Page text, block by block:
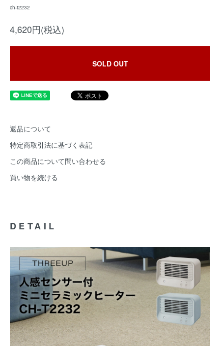
ch-t2232
4,620円(税込)
SOLD OUT
返品について
特定商取引法に基づく表記
この商品について問い合わせる
買い物を続ける
DETAIL